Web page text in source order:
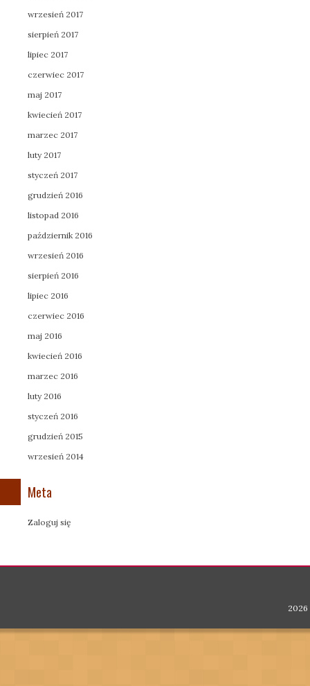
wrzesień 2017
sierpień 2017
lipiec 2017
czerwiec 2017
maj 2017
kwiecień 2017
marzec 2017
luty 2017
styczeń 2017
grudzień 2016
listopad 2016
październik 2016
wrzesień 2016
sierpień 2016
lipiec 2016
czerwiec 2016
maj 2016
kwiecień 2016
marzec 2016
luty 2016
styczeń 2016
grudzień 2015
wrzesień 2014
Meta
Zaloguj się
2026